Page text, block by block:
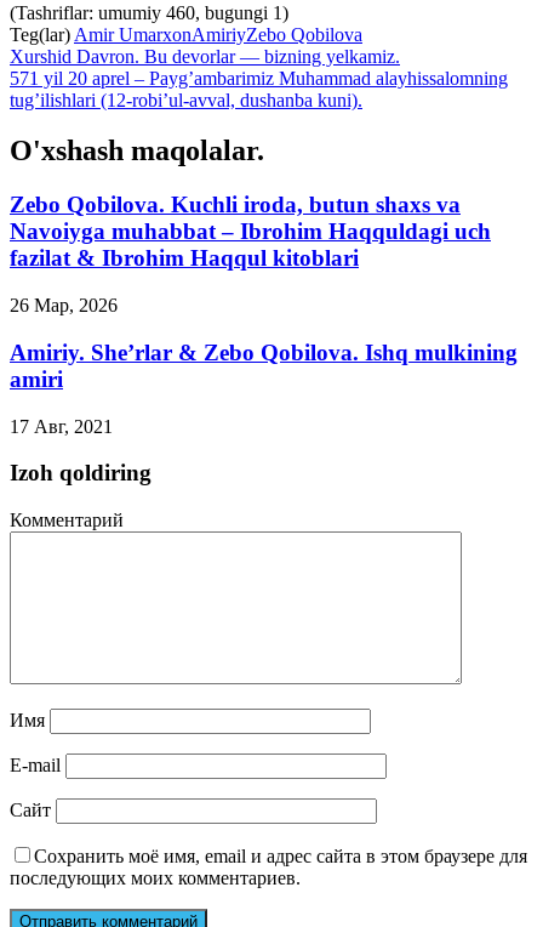
(Tashriflar: umumiy 460, bugungi 1)
Teg(lar) Amir UmarxonAmiriyZebo Qobilova
Xurshid Davron. Bu devorlar — bizning yelkamiz.
571 yil 20 aprel – Payg’ambarimiz Muhammad alayhissalomning
tug’ilishlari (12-robi’ul-avval, dushanba kuni).
O'xshash maqolalar.
Zebo Qobilova. Kuchli iroda, butun shaxs va
Navoiyga muhabbat – Ibrohim Haqquldagi uch
fazilat & Ibrohim Haqqul kitoblari
26 Мар, 2026
Amiriy. She’rlar & Zebo Qobilova. Ishq mulkining
amiri
17 Авг, 2021
Izoh qoldiring
Комментарий
Имя
E-mail
Сайт
Сохранить моё имя, email и адрес сайта в этом браузере для
последующих моих комментариев.